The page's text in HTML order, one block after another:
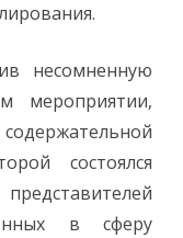
несомненную
мероприятии,
состоялся
в сферу